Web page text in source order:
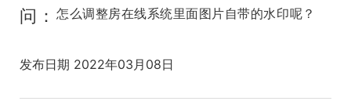
问： 怎么调整房在线系统里面图片自带的水印呢？
发布日期 2022年03月08日